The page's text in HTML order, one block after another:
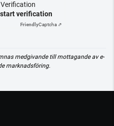
verification
FriendlyCaptcha ⇗
medgivande till mottagande av e-
marknadsföring.